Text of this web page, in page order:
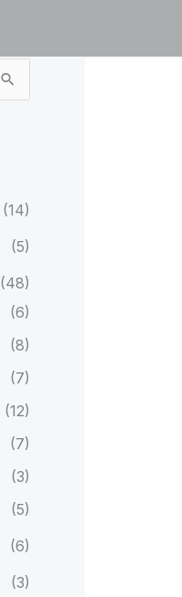
(14)
(5)
(48)
(6)
(8)
(7)
(12)
(7)
(3)
(5)
(6)
(3)